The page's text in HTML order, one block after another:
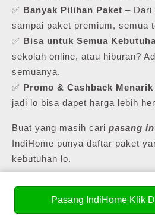
✅ Banyak Pilihan Paket – Dari
sampai paket premium, semua
✅ Bisa untuk Semua
sekolah online, atau hiburan?
semuanya.
✅ Promo & Cashback Menarik
jadi lo bisa dapet harga lebih
Buat yang masih cari pasang
IndiHome punya daftar paket
kebutuhan lo.
💰 Daftar Harga Paket
Pasang IndiHome Klik